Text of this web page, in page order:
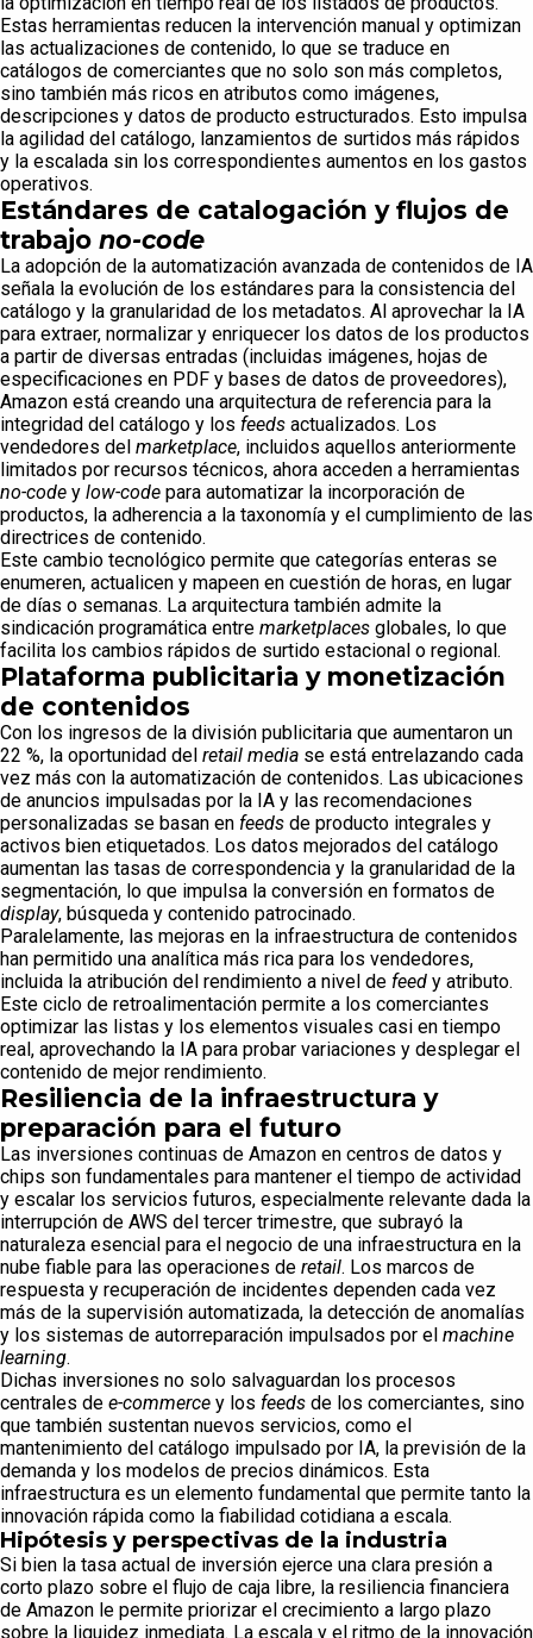
Estas herramientas reducen la intervención manual y optimizan
las actualizaciones de contenido, lo que se traduce en
catálogos de comerciantes que no solo son más completos,
sino también más ricos en atributos como imágenes,
descripciones y datos de producto estructurados. Esto impulsa
la agilidad del catálogo, lanzamientos de surtidos más rápidos
y la escalada sin los correspondientes aumentos en los gastos
operativos.
Estándares de catalogación y flujos de
trabajo no-code
La adopción de la automatización avanzada de contenidos de IA
señala la evolución de los estándares para la consistencia del
catálogo y la granularidad de los metadatos. Al aprovechar la IA
para extraer, normalizar y enriquecer los datos de los productos
a partir de diversas entradas (incluidas imágenes, hojas de
especificaciones en PDF y bases de datos de proveedores),
Amazon está creando una arquitectura de referencia para la
integridad del catálogo y los feeds actualizados. Los
vendedores del marketplace, incluidos aquellos anteriormente
limitados por recursos técnicos, ahora acceden a herramientas
no-code y low-code para automatizar la incorporación de
productos, la adherencia a la taxonomía y el cumplimiento de las
directrices de contenido.
Este cambio tecnológico permite que categorías enteras se
enumeren, actualicen y mapeen en cuestión de horas, en lugar
de días o semanas. La arquitectura también admite la
sindicación programática entre marketplaces globales, lo que
facilita los cambios rápidos de surtido estacional o regional.
Plataforma publicitaria y monetización
de contenidos
Con los ingresos de la división publicitaria que aumentaron un
22 %, la oportunidad del retail media se está entrelazando cada
vez más con la automatización de contenidos. Las ubicaciones
de anuncios impulsadas por la IA y las recomendaciones
personalizadas se basan en feeds de producto integrales y
activos bien etiquetados. Los datos mejorados del catálogo
aumentan las tasas de correspondencia y la granularidad de la
segmentación, lo que impulsa la conversión en formatos de
display, búsqueda y contenido patrocinado.
Paralelamente, las mejoras en la infraestructura de contenidos
han permitido una analítica más rica para los vendedores,
incluida la atribución del rendimiento a nivel de feed y atributo.
Este ciclo de retroalimentación permite a los comerciantes
optimizar las listas y los elementos visuales casi en tiempo
real, aprovechando la IA para probar variaciones y desplegar el
contenido de mejor rendimiento.
Resiliencia de la infraestructura y
preparación para el futuro
Las inversiones continuas de Amazon en centros de datos y
chips son fundamentales para mantener el tiempo de actividad
y escalar los servicios futuros, especialmente relevante dada la
interrupción de AWS del tercer trimestre, que subrayó la
naturaleza esencial para el negocio de una infraestructura en la
nube fiable para las operaciones de retail. Los marcos de
respuesta y recuperación de incidentes dependen cada vez
más de la supervisión automatizada, la detección de anomalías
y los sistemas de autorreparación impulsados ​​por el machine
learning.
Dichas inversiones no solo salvaguardan los procesos
centrales de e-commerce y los feeds de los comerciantes, sino
que también sustentan nuevos servicios, como el
mantenimiento del catálogo impulsado por IA, la previsión de la
demanda y los modelos de precios dinámicos. Esta
infraestructura es un elemento fundamental que permite tanto la
innovación rápida como la fiabilidad cotidiana a escala.
Hipótesis y perspectivas de la industria
Si bien la tasa actual de inversión ejerce una clara presión a
corto plazo sobre el flujo de caja libre, la resiliencia financiera
de Amazon le permite priorizar el crecimiento a largo plazo
sobre la liquidez inmediata. La escala y el ritmo de la innovación